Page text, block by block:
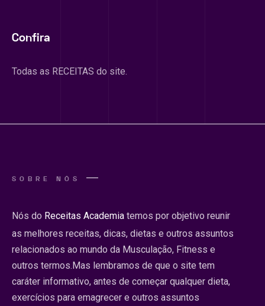
Confira
Todas as RECEITAS do site.
SOBRE NÓS
Nós do Receitas Academia temos por objetivo reunir
as melhores receitas, dicas, dietas e outros assuntos
relacionados ao mundo da Musculação, Fitness e
outros termos.Mas lembramos de que o site tem
caráter informativo, antes de começar qualquer dieta,
exercícios para emagrecer e outros assuntos